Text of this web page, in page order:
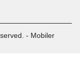
- Mobiler